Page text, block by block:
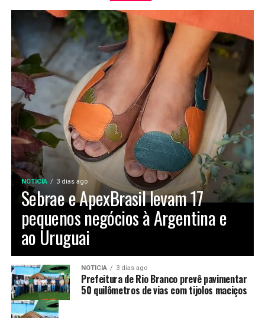
NOTÍCIA 3 dias ago
Sebrae e ApexBrasil levam 17
pequenos negócios à Argentina e
ao Uruguai
NOTÍCIA 3 dias ago
Prefeitura de Rio Branco prevê pavimentar
50 quilômetros de vias com tijolos maciços